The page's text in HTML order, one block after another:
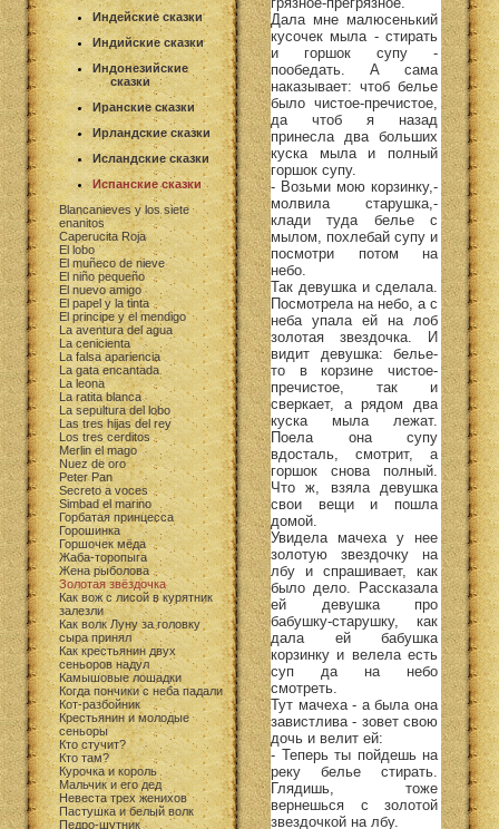
Индейские сказки
Индийские сказки
Индонезийские
сказки
Иранские сказки
Ирландские сказки
Исландские сказки
Испанские сказки
Blancanieves y los siete
enanitos
Caperucita Roja
El lobo
El muñeco de nieve
El niño pequeño
El nuevo amigo
El papel y la tinta
El principe y el mendigo
La aventura del agua
La cenicienta
La falsa apariencia
La gata encantada
La leona
La ratita blanca
La sepultura del lobo
Las tres hijas del rey
Los tres cerditos
Merlin el mago
Nuez de oro
Peter Pan
Secreto a voces
Simbad el marino
Горбатая принцесса
Горошинка
Горшочек мёда
Жаба-торопыга
Жена рыболова
Золотая звёздочка
Как вож с лисой в курятник
залезли
Как волк Луну за головку
сыра принял
Как крестьянин двух
сеньоров надул
Камышовые лошадки
Когда пончики с неба падали
Кот-разбойник
Крестьянин и молодые
сеньоры
Кто стучит?
Кто там?
Курочка и король
Мальчик и его дед
Невеста трех женихов
Пастушка и белый волк
Педро-шутник
Дала мне малюсенький
кусочек мыла - стирать
и горшок супу -
пообедать. А сама
наказывает: чтоб белье
было чистое-пречистое,
да чтоб я назад
принесла два больших
куска мыла и полный
горшок супу.
- Возьми мою корзинку,-
молвила старушка,-
клади туда белье с
мылом, похлебай супу и
посмотри потом на
небо.
Так девушка и сделала.
Посмотрела на небо, а с
неба упала ей на лоб
золотая звездочка. И
видит девушка: белье-
то в корзине чистое-
пречистое, так и
сверкает, а рядом два
куска мыла лежат.
Поела она супу
вдосталь, смотрит, а
горшок снова полный.
Что ж, взяла девушка
свои вещи и пошла
домой.
Увидела мачеха у нее
золотую звездочку на
лбу и спрашивает, как
было дело. Рассказала
ей девушка про
бабушку-старушку, как
дала ей бабушка
корзинку и велела есть
суп да на небо
смотреть.
Тут мачеха - а была она
завистлива - зовет свою
дочь и велит ей:
- Теперь ты пойдешь на
реку белье стирать.
Глядишь, тоже
вернешься с золотой
звездочкой на лбу.